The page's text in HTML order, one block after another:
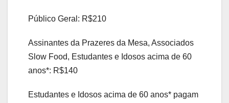
Público Geral: R$210
Assinantes da Prazeres da Mesa, Associados
Slow Food, Estudantes e Idosos acima de 60
anos*: R$140
Estudantes e Idosos acima de 60 anos* pagam